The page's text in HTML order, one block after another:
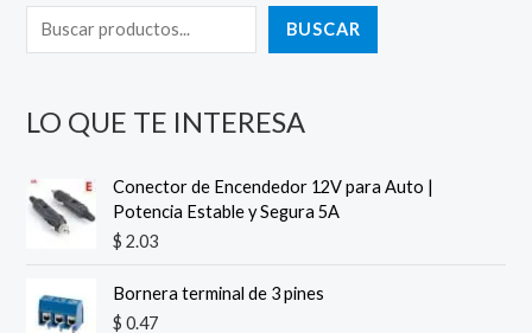
BUSCAR
LO QUE TE INTERESA
Conector de Encendedor 12V para Auto |
Potencia Estable y Segura 5A
$ 2.03
Bornera terminal de 3 pines
$ 0.47